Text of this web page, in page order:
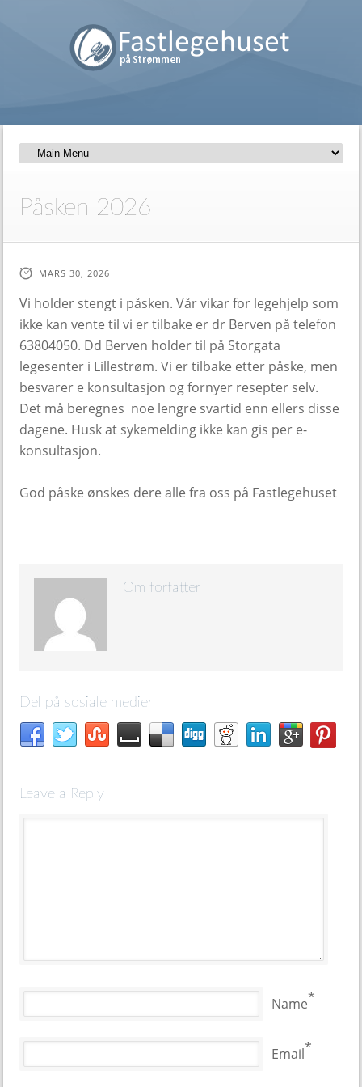
Påsken 2026
MARS 30, 2026
Vi holder stengt i påsken. Vår vikar for legehjelp som
ikke kan vente til vi er tilbake er dr Berven på telefon
63804050. Dd Berven holder til på Storgata
legesenter i Lillestrøm. Vi er tilbake etter påske, men
besvarer e konsultasjon og fornyer resepter selv.
Det må beregnes noe lengre svartid enn ellers disse
dagene. Husk at sykemelding ikke kan gis per e-
konsultasjon.
God påske ønskes dere alle fra oss på Fastlegehuset
Om forfatter
Del på sosiale medier
Leave a Reply
Name*
Email*